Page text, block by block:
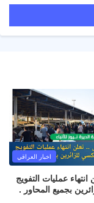
اخبار العراقي
انتهاء عمليات التفويج
بجميع المحاور .